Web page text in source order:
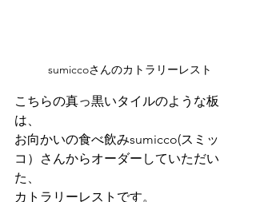
sumiccoさんのカトラリーレスト
こちらの真っ黒いタイルのような板
は、
お向かいの食べ飲みsumicco(スミッ
コ）さんからオーダーしていただい
た、
カトラリーレストです。